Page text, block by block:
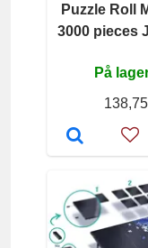
Puzzle Roll
3000 pieces
På